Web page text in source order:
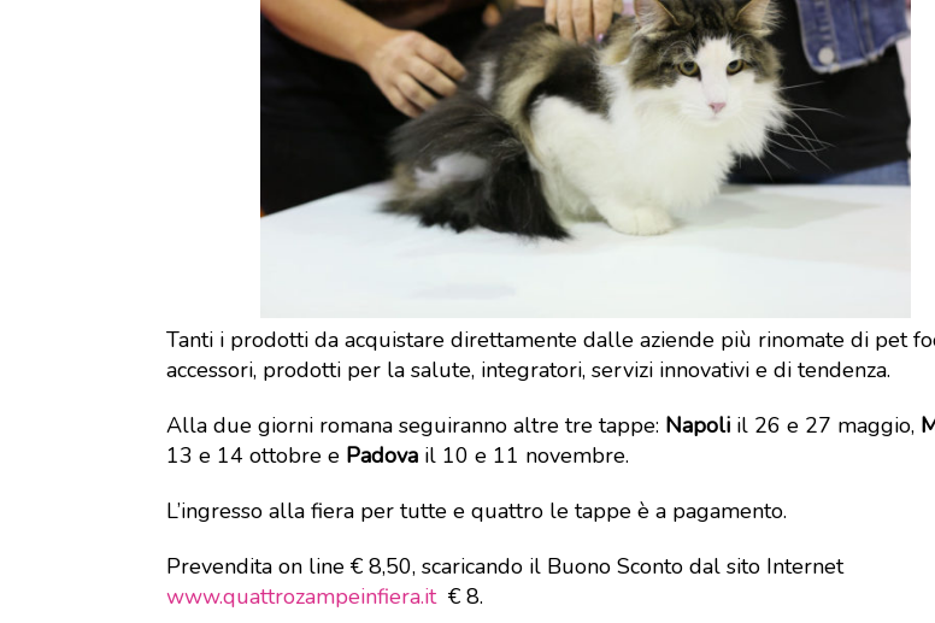
Tanti i prodotti da acquistare direttamente dalle aziende più rinomate di pet
accessori, prodotti per la salute, integratori, servizi innovativi e di tendenza.
Alla due giorni romana seguiranno altre tre tappe: Napoli il 26 e 27 maggio,
13 e 14 ottobre e Padova il 10 e 11 novembre.
L’ingresso alla fiera per tutte e quattro le tappe è a pagamento.
Prevendita on line € 8,50, scaricando il Buono Sconto dal sito Internet
www.quattrozampeinfiera.it€ 8.